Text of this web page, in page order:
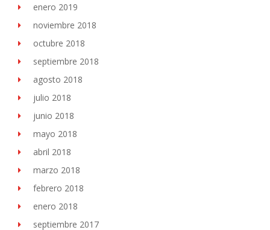
enero 2019
noviembre 2018
octubre 2018
septiembre 2018
agosto 2018
julio 2018
junio 2018
mayo 2018
abril 2018
marzo 2018
febrero 2018
enero 2018
septiembre 2017